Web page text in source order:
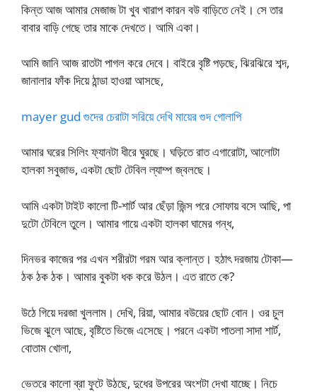
কিন্ত আজ আমার মেজাজ টা খুব খারাপ কারন বউ বাড়িতে নেই। সে তার
বাবার বাড়ি গেছে তার মাকে দেখতে। আমি একা।
আমি জানি আজ রাতটা পাগল করে দেবে। বাইরে বৃষ্টি পড়ছে, ঝিরঝিরে শব্দ,
জানালার ফাঁক দিয়ে ঠান্ডা হাওয়া আসছে,
mayer gud গুদের চেরাটা সরিয়ে দেখি মায়ের গুদ গোলাপি
আমার ঘরের সিলিং ফ্যানটা ধীরে ঘুরছে। ঘড়িতে রাত এগারোটা, আলোটা
হালকা সবুজাভ, একটা ছোট টেবিল ল্যাম্প জ্বলছে।
আমি একটা টাইট কালো টি-শার্ট আর ছেঁড়া জিন্স পরে সোফায় বসে আছি, পা
দুটো টেবিলে তুলে। আমার গায়ে একটা হালকা ঘামের গন্ধ,
দিনভর কাজের পর এখন শরীরটা গরম আর ক্লান্ত। হঠাৎ দরজায় টোকা—
ঠক ঠক ঠক। আমার বুকটা ধক করে উঠল। এত রাতে কে?
উঠে গিয়ে দরজা খুললাম। দেখি, রিয়া, আমার বউয়ের ছোট বোন। ওর চুল
ভিজে ঝুলে আছে, বৃষ্টিতে ভিজে এসেছে। পরনে একটা পাতলা সাদা শার্ট,
বোতাম খোলা,
ভেতরে কালো ব্রা ফুটে উঠছে, দুধের উপরের অংশটা দেখা যাচ্ছে। নিচে